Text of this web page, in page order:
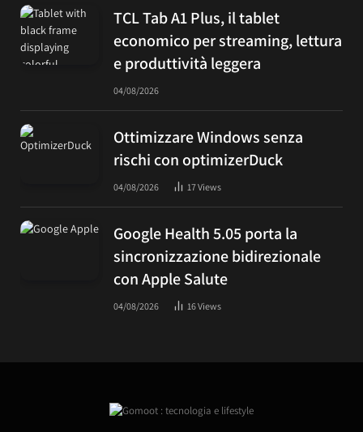
TCL Tab A1 Plus, il tablet
economico per streaming, lettura
e produttività leggera
04/08/2026
Ottimizzare Windows senza
rischi con optimizerDuck
04/08/2026 17Views
Google Health 5.05 porta la
sincronizzazione bidirezionale
con Apple Salute
04/08/2026 16Views